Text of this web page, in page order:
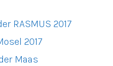
RASMUS 2017
2017
Maas